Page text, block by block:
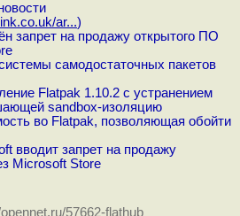
ar...)
запрет на продажу открытого ПО
самодостаточных пакетов
Flatpak 1.10.2 с устранением
sandbox-изоляцию
во Flatpak, позволяющая обойти
вводит запрет на продажу
Microsoft Store
57662-flathub